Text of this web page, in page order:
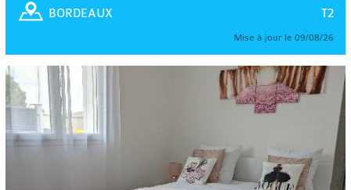
T2
BORDEAUX
Mise à jour le 09/08/26